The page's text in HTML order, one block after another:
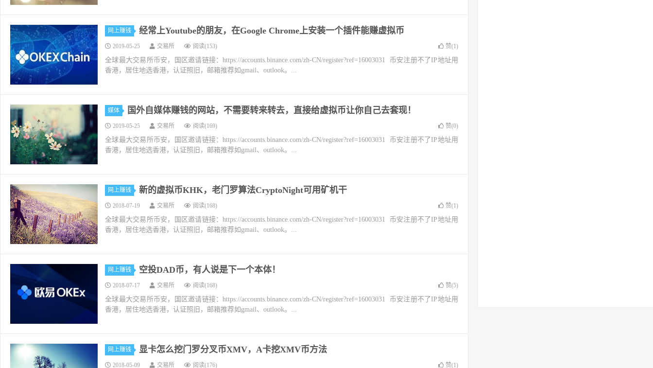
网上赚钱 经常上Youtube的朋友，在Google Chrome上安装一个插件能赚虚拟币
2019-05-25 交易所 阅读(153) 赞(1)
全球最大交易所币安，国区邀请链接：https://accounts.binance.com/zh-CN/register?ref=16003031 币安注册不了IP地址用
香港，居住地选香港，认证照旧，邮箱推荐如gmail、outlook。...
媒体 国外自媒体赚钱的网站，不需要转来转去，直接给虚拟币让你自己去套现！
2019-05-25 交易所 阅读(169) 赞(0)
全球最大交易所币安，国区邀请链接：https://accounts.binance.com/zh-CN/register?ref=16003031 币安注册不了IP地址用
香港，居住地选香港，认证照旧，邮箱推荐如gmail、outlook。...
网上赚钱 新的虚拟币KHK，老门罗算法CryptoNight可用矿机干
2018-07-19 交易所 阅读(168) 赞(1)
全球最大交易所币安，国区邀请链接：https://accounts.binance.com/zh-CN/register?ref=16003031 币安注册不了IP地址用
香港，居住地选香港，认证照旧，邮箱推荐如gmail、outlook。...
网上赚钱 空投DAD币，有人说是下一个本体！
2018-07-17 交易所 阅读(168) 赞(5)
全球最大交易所币安，国区邀请链接：https://accounts.binance.com/zh-CN/register?ref=16003031 币安注册不了IP地址用
香港，居住地选香港，认证照旧，邮箱推荐如gmail、outlook。...
网上赚钱 显卡怎么挖门罗分叉币XMV，A卡挖XMV币方法
2018-05-09 交易所 阅读(176) 赞(1)